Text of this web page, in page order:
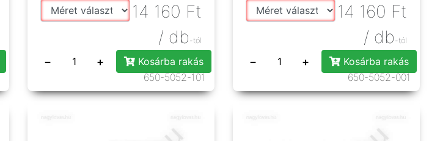
14 160 Ft
/ db -tól
− +
Kosárba rakás
650-5052-101
14 160 Ft
/ db -tól
− +
Kosárba rakás
650-5052-001